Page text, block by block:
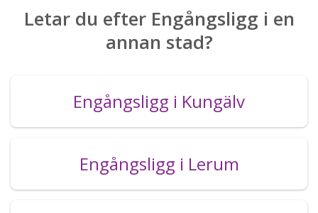
Letar du efter Engångsligg i en
annan stad?
Engångsligg i Kungälv
Engångsligg i Lerum